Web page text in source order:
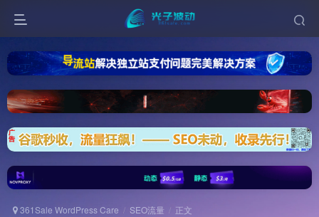
361Sale WordPress Care SEO流量 正文